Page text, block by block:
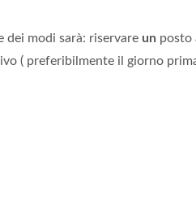
dei modi sarà: riservare un posto
( preferibilmente il giorno